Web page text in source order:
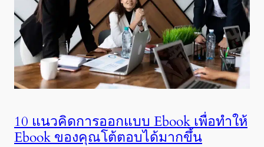
10 แนวคิดการออกแบบ Ebook เพื่อทำให้
Ebook ของคุณโต้ตอบได้มากขึ้น